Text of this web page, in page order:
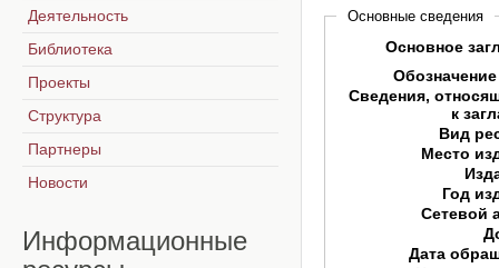
Основные сведения
Основное
Сведения,
к
Вид
Место
Год
Сетевой
Дата
Деятельность
Библиотека
Проекты
Структура
Партнеры
Новости
Информационные